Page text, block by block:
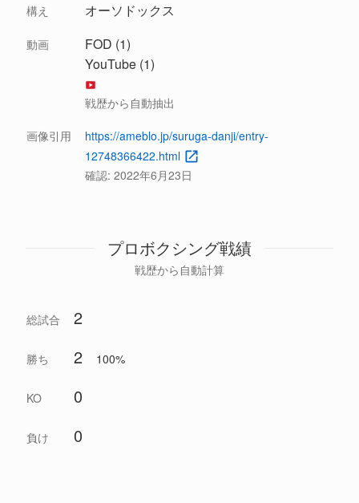
構え オーソドックス
動画
FOD (1)
YouTube (1)
戦歴から自動抽出
画像引用
https://ameblo.jp/suruga-danji/entry-
12748366422.html
確認: 2022年6月23日
プロボクシング戦績
戦歴から自動計算
総試合 2
勝ち 2 100%
KO 0
負け 0